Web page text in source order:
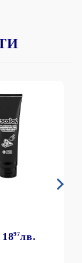
1897лв.